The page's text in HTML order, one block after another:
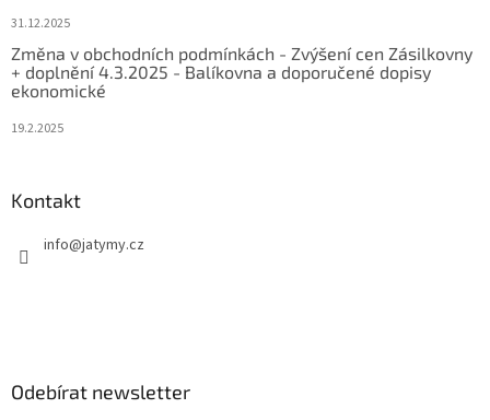
31.12.2025
Změna v obchodních podmínkách - Zvýšení cen Zásilkovny
+ doplnění 4.3.2025 - Balíkovna a doporučené dopisy
ekonomické
19.2.2025
Kontakt
info@jatymy.cz
Odebírat newsletter